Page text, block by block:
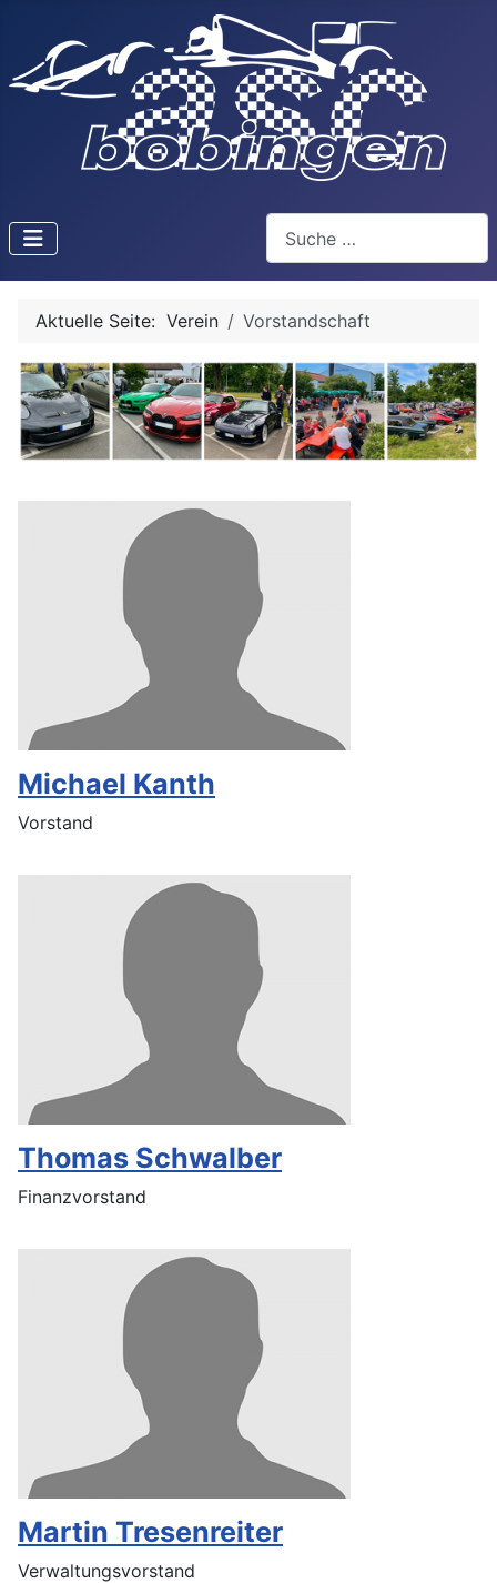
Aktuelle Seite: Verein Vorstandschaft
Michael Kanth
Vorstand
Thomas Schwalber
Finanzvorstand
Martin Tresenreiter
Verwaltungsvorstand